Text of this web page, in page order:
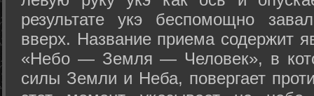
результате укэ беспомощно
вверх. Название приема содержит
«Небо — Земля — Человек», в
силы Земли и Неба, повергает